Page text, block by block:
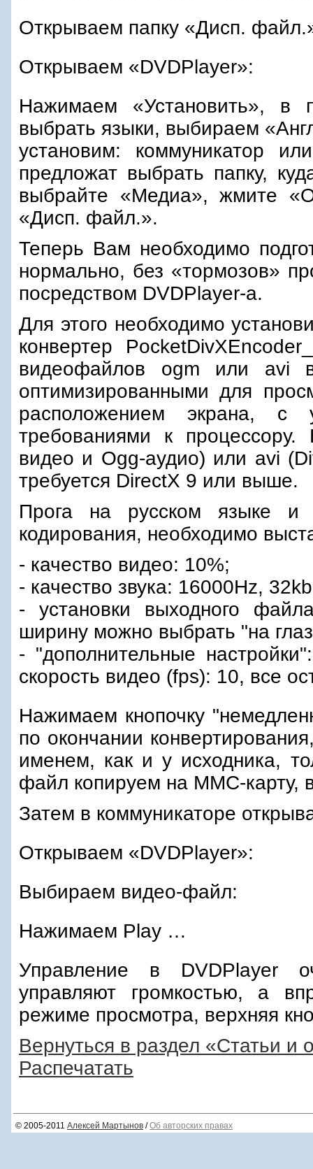
Открываем папку «Дисп.
Открываем «DVDPlayer»:
Нажимаем «Установить», в
выбрать языки, выбираем
установим: коммуникатор
предложат выбрать папку,
выбрайте «Медиа», жмите
«Дисп. файл.».
Теперь Вам необходимо
нормально, без «тормозов»
посредством DVDPlayer-а.
Для этого необходимо
конвертер
видеофайлов ogm или avi
оптимизированными для
расположением экрана, с
требованиями к
видео и Ogg-аудио) или avi
требуется DirectX 9 или выше.
Прога на русском языке
кодирования, необходимо
- качество видео: 10%;
- качество звука: 16000Hz,
- установки выходного
ширину можно выбрать "на
- "дополнительные
скорость видео (fps): 10, все
Нажимаем кнопочку
по окончании
именем, как и у исходника,
файл копируем на MMC-карту,
Затем в коммуникаторе
Открываем «DVDPlayer»:
Выбираем видео-файл:
Нажимаем Play …
Управление в DVDPlayer
управляют громкостью, а
режиме просмотра, верхняя
Вернуться в раздел «Статьи и
Распечатать
© 2005-2011 Алексей Мартынов /Об авторских правах